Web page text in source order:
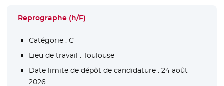
Reprographe (h/F)
Catégorie : C
Lieu de travail : Toulouse
Date limite de dépôt de candidature : 24 août
2026